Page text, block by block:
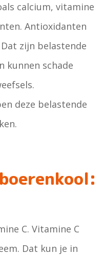
calcium, vitamine
Antioxidanten
zijn belastende
kunnen schade
deze belastende
C. Vitamine C
Dat kun je in